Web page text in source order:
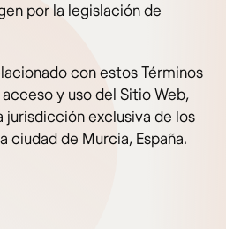
por la legislación de
con estos Términos
y uso del Sitio Web,
exclusiva de los
ciudad de Murcia, España.